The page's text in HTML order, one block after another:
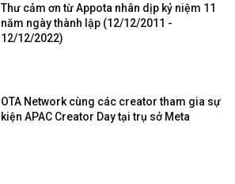
Thư cảm ơn từ Appota nhân dịp kỷ niệm 11
năm ngày thành lập (12/12/2011 -
12/12/2022)
OTA Network cùng các creator tham gia sự
kiện APAC Creator Day tại trụ sở Meta